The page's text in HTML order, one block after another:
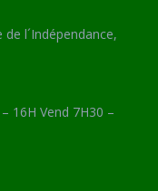
l´Indépendance,
16H Vend 7H30 –